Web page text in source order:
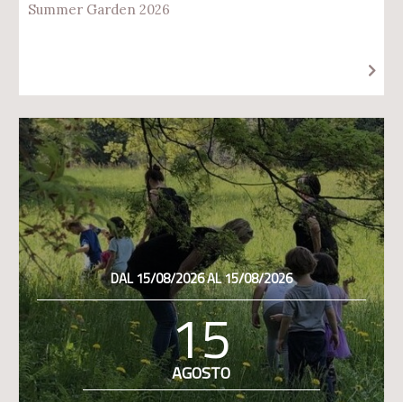
Summer Garden 2026
DAL 15/08/2026 AL 15/08/2026
15
AGOSTO